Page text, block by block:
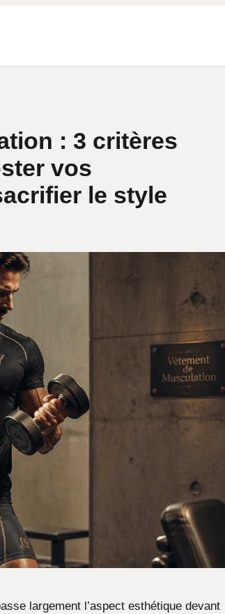
: 3 critères
vos
le style
largement l’aspect esthétique devant